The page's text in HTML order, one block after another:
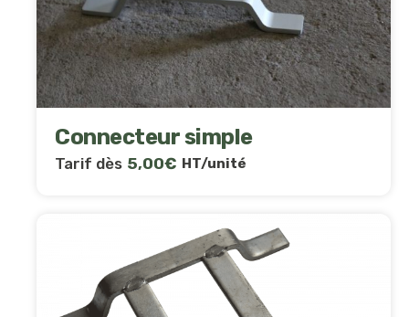
Connecteur simple
Tarif dès 5,00€ HT/unité